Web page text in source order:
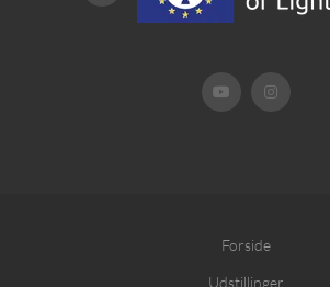
Forside
Udstillinger